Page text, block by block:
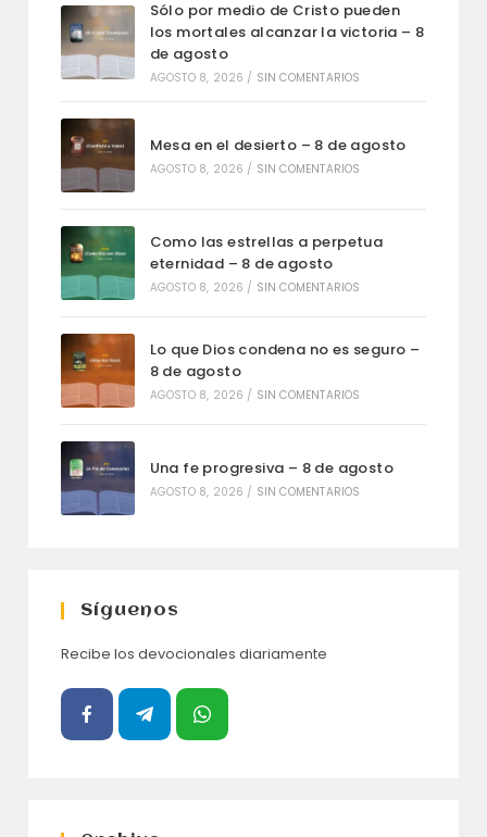
Sólo por medio de Cristo pueden
los mortales alcanzar la victoria – 8
de agosto
AGOSTO 8, 2026 / SIN COMENTARIOS
Mesa en el desierto – 8 de agosto
AGOSTO 8, 2026 / SIN COMENTARIOS
Como las estrellas a perpetua
eternidad – 8 de agosto
AGOSTO 8, 2026 / SIN COMENTARIOS
Lo que Dios condena no es seguro –
8 de agosto
AGOSTO 8, 2026 / SIN COMENTARIOS
Una fe progresiva – 8 de agosto
AGOSTO 8, 2026 / SIN COMENTARIOS
Síguenos
Recibe los devocionales diariamente